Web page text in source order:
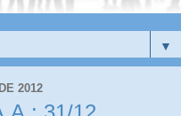
▼
2012